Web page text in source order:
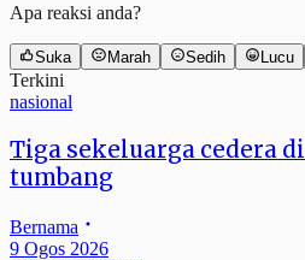
Apa reaksi anda?
Suka Marah Sedih Lucu
Terkini
nasional
Tiga sekeluarga cedera
tumbang
Bernama
9 Ogos 2026